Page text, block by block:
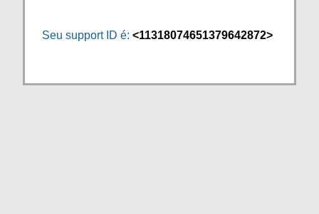
Seu support ID é: <11318074651379642872>